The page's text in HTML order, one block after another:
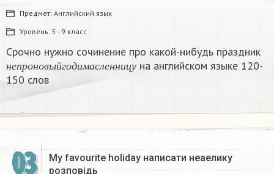
Предмет: Английский язык
Уровень: 5 - 9 класс
Срочно нужно сочинение про какой-нибудь праздник
н е п р о н о в ы й г о д има сл е н н и ц у
непро новыйгодимасленницу
на английском языке 120-
150 слов
03
My favourite holiday написати неаелику
розповідь